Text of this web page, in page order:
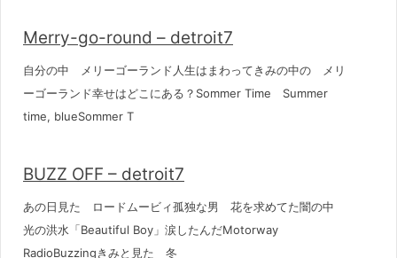
Merry-go-round – detroit7
自分の中 メリーゴーランド人生はまわってきみの中の メリ
ーゴーランド幸せはどこにある？Sommer Time Summer
time, blueSommer T
BUZZ OFF – detroit7
あの日見た ロードムービィ孤独な男 花を求めてた闇の中
光の洪水「Beautiful Boy」涙したんだMotorway
RadioBuzzingきみと見た 冬